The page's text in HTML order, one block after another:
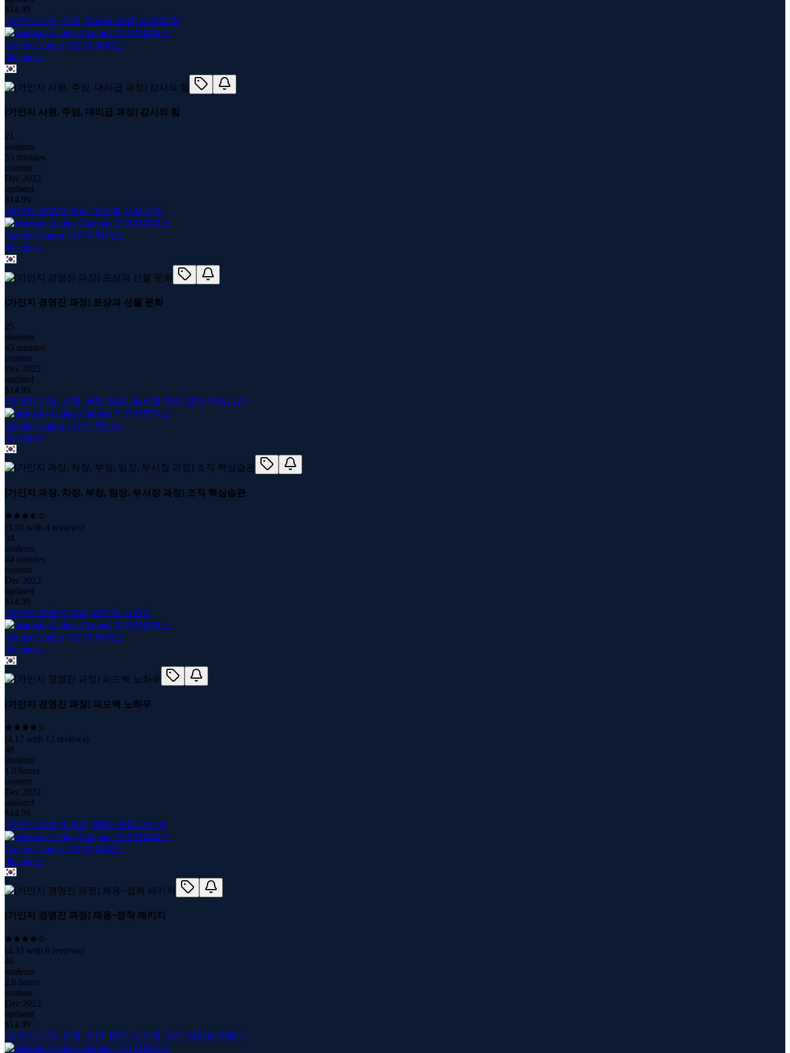
$14.99
[가인지 사원, 주임, 대리급 과정] 감사의 힘
Gainge Campus 가인지캠퍼스
34 courses
[가인지 사원, 주임, 대리급 과정] 감사의 힘
21
students
55 minutes
content
Dec 2022
updated
$14.99
[가인지 경영진 과정] 포상과 선물 문화
Gainge Campus 가인지캠퍼스
34 courses
[가인지 경영진 과정] 포상과 선물 문화
25
students
43 minutes
content
Dec 2022
updated
$14.99
[가인지 과장, 차장, 부장, 팀장, 부서장 과정] 조직 핵심습관
Gainge Campus 가인지캠퍼스
34 courses
[가인지 과장, 차장, 부장, 팀장, 부서장 과정] 조직 핵심습관
(3.50 with 4 reviews)
34
students
44 minutes
content
Dec 2022
updated
$14.99
[가인지 경영진 과정] 피드백 노하우
Gainge Campus 가인지캠퍼스
34 courses
[가인지 경영진 과정] 피드백 노하우
(4.17 with 12 reviews)
48
students
1.0 hours
content
Dec 2022
updated
$14.99
[가인지 경영진 과정] 채용~정착 패키지
Gainge Campus 가인지캠퍼스
34 courses
[가인지 경영진 과정] 채용~정착 패키지
(4.33 with 6 reviews)
46
students
2.6 hours
content
Dec 2022
updated
$14.99
[가인지 과장, 차장, 부장, 팀장, 부서장 과정] 일잘북 만들기